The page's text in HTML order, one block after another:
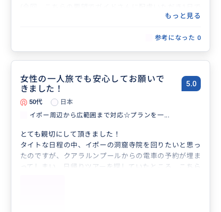
もっと見る
参考になった 0
女性の一人旅でも安心してお願いで
きました！
5.0
50代
日本
イポー周辺から広範囲まで対応☆プランを一...
とても親切にして頂きました！
タイトな日程の中、イポーの洞窟寺院を回りたいと思っ
たのですが、クアラルンプールからの電車の予約が埋ま
ってしまい、日帰りツアーを探していたところ、こちら